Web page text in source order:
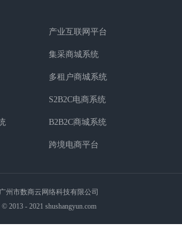
产业互联网平台
集采商城系统
多租户商城系统
S2B2C电商系统
B2B2C商城系统
跨境电商平台
广州市数商云网络科技有限公司
© 2013 - 2021 shushangyun.com